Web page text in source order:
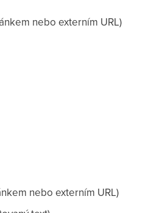
nebo externím URL)
nebo externím URL)